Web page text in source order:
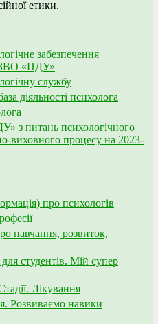
етики.
забезпечення
ЗВО «ПДУ»
службу
діяльності психолога
з питань психологічного
виховного процесу на 2023-
про психологів
навчання, розвиток,
студентів. Мій супер
Лікування
Розвиваємо навики